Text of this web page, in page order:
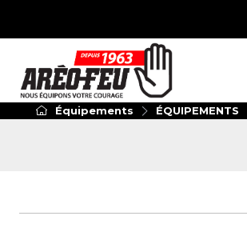
Équipements ÉQUIPEMENTS